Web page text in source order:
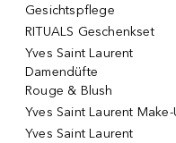
Gesichtspflege
RITUALS Geschenkset
Yves Saint Laurent
Damendüfte
Rouge & Blush
Yves Saint Laurent Make-
Yves Saint Laurent